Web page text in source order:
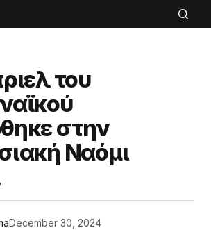
του
στην
Ναόμι
December 30, 2024